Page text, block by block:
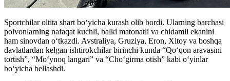
Sportchilar oltita shart boʻyicha kurash olib bordi. Ularning barchasi
polvonlarning nafaqat kuchli, balki matonatli va chidamli ekanini
ham sinovdan oʻtkazdi. Avstraliya, Gruziya, Eron, Xitoy va boshqa
davlatlardan kelgan ishtirokchilar birinchi kunda “Qoʻqon aravasini
tortish”, “Moʻynoq langari” va “Choʻgirma otish” kabi oʻyinlar
boʻyicha bellashdi.